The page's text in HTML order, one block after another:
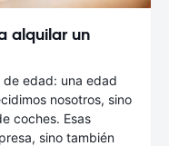
alquilar un
de edad: una edad
nosotros, sino
coches. Esas
sino también